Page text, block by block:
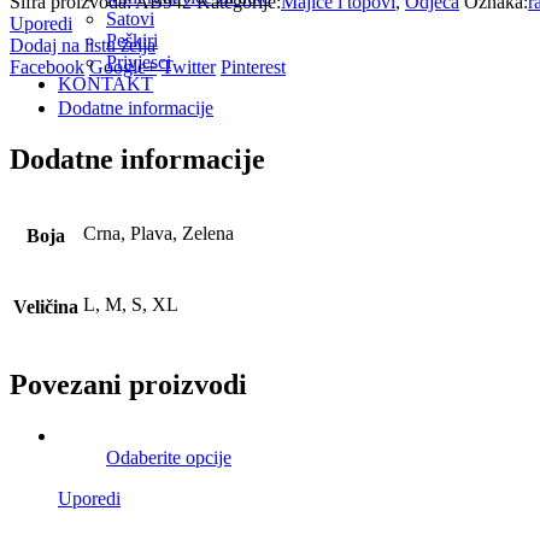
Satovi
Peškiri
Privjesci
KONTAKT
Uporedi
Dodaj na listu želja
Facebook Google+ Twitter Pinterest
Dodatne informacije
Dodatne informacije
Boja Crna, Plava, Zelena
Veličina L, M, S, XL
Povezani proizvodi
Odaberite opcije
Uporedi